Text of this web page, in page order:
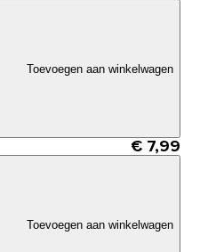
Toevoegen aan winkelwagen
€ 7,99
Toevoegen aan winkelwagen